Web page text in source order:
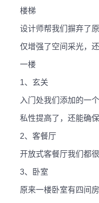
楼梯
设计师帮我们摒弃了
仅增强了空间采光，
一楼
1、玄关
入门处我们添加的一
私性提高了，还能确
2、客餐厅
开放式客餐厅我们都
3、卧室
原来一楼卧室有四间